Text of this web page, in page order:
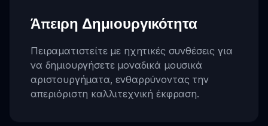
Άπειρη Δημιουργικότητα
Πειραματιστείτε με ηχητικές συνθέσεις για
να δημιουργήσετε μοναδικά μουσικά
αριστουργήματα, ενθαρρύνοντας την
απεριόριστη καλλιτεχνική έκφραση.